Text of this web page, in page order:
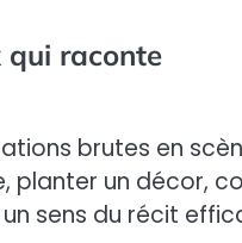
qui raconte
brutes en
un décor,
sens du récit